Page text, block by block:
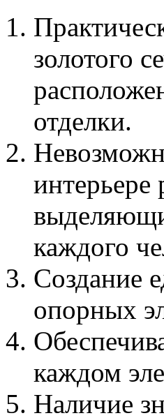
золотого
отделки.
интерьере
каждого
Создание
опорных
каждом
Наличие